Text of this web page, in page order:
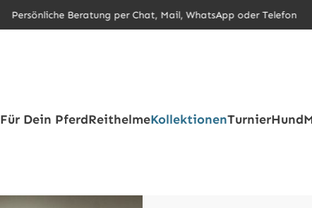
Persönliche Beratung per Chat, Mail, WhatsApp oder Telefon
Für Dein PferdReithelmeKollektionenTurnierHund